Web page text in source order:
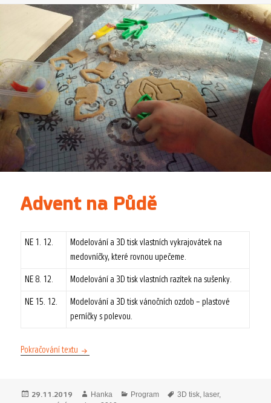
Advent na Půdě
NE 1. 12.
Modelování a 3D tisk vlastních vykrajovátek na
medovníčky, které rovnou upečeme.
NE 8. 12. Modelování a 3D tisk vlastních razítek na sušenky.
NE 15. 12.
Modelování a 3D tisk vánočních ozdob – plastové
perníčky s polevou.
Pokračování textu Advent na Půdě
Publikováno:
29.11.2019 Autor:
Hanka Rubriky:
Program Štítky:
3D tisk,laser,